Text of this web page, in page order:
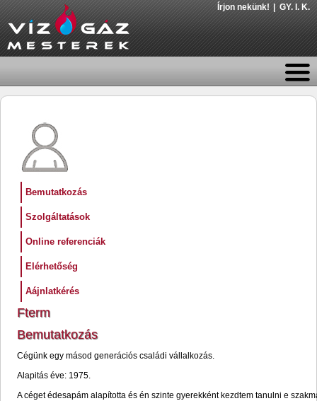
Írjon nekünk! GY. I. K.
Bemutatkozás
Szolgáltatások
Online referenciák
Elérhetőség
Aájnlatkérés
Fterm
Bemutatkozás
Cégünk egy másod generációs családi vállalkozás.
Alapitás éve: 1975.
A céget édesapám alapította és én szinte gyerekként kezdtem tanulni e